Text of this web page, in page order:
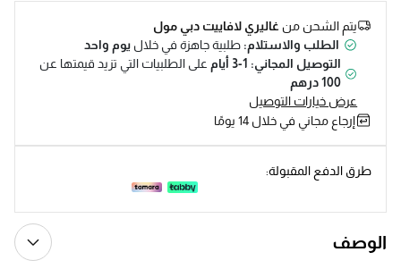
يتم الشحن منغاليري لافاييت دبي مول
الطلب والاستلام: طلبية جاهزة في خلال يوم واحد
التوصيل المجاني: 1-3 أيام
على الطلبيات التي تزيد قيمتها عن
100 درهم
عرض خيارات التوصيل
إرجاع مجاني في خلال 14 يومًا
طرق الدفع المقبولة:
الوصف